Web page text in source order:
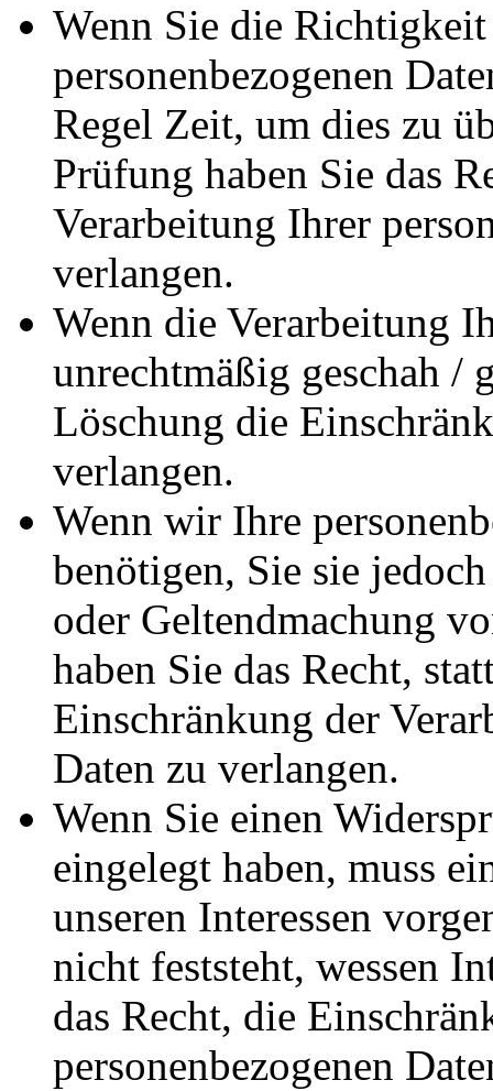
Wenn Sie die
personenbezogenen
Regel Zeit, um dies zu
Prüfung haben Sie das
Verarbeitung Ihrer
verlangen.
Wenn die Verarbeitung
unrechtmäßig geschah /
Löschung die
verlangen.
Wenn wir Ihre
benötigen, Sie sie
oder Geltendmachung
haben Sie das Recht,
Einschränkung der
Daten zu verlangen.
Wenn Sie einen
eingelegt haben, muss
unseren Interessen
nicht feststeht, wessen
das Recht, die
personenbezogenen